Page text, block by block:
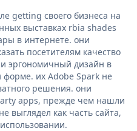
getting своего бизнеса на
выставках rbia shades
в интернете. они
посетителям качество
и эргономичный дизайн в
форме. их Adobe Spark не
решения. они
apps, прежде чем нашли
выглядел как часть сайта,